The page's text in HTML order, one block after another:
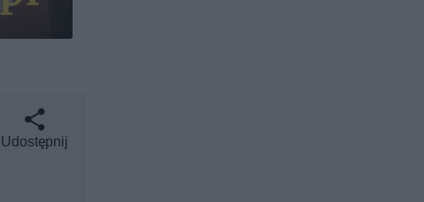
Udostępnij